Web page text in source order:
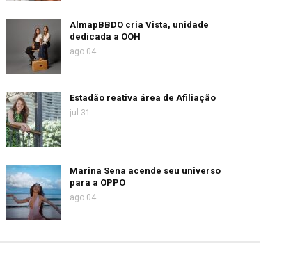
AlmapBBDO cria Vista, unidade
dedicada a OOH
ago 04
Estadão reativa área de Afiliação
jul 31
Marina Sena acende seu universo
para a OPPO
ago 04